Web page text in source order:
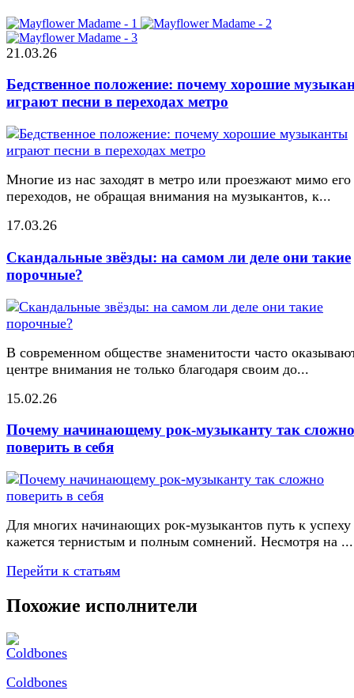
21.03.26
Бедственное положение: почему хорошие
играют песни в переходах метро
Многие из нас заходят в метро или проезжают мимо его
переходов, не обращая внимания на музыкантов, к...
17.03.26
Скандальные звёзды: на самом ли деле они такие
порочные?
В современном обществе знаменитости часто
центре внимания не только благодаря своим до...
15.02.26
Почему начинающему рок-музыканту так сложно
поверить в себя
Для многих начинающих рок-музыкантов путь к успеху
кажется тернистым и полным сомнений. Несмотря на ...
Перейти к статьям
Похожие исполнители
Coldbones